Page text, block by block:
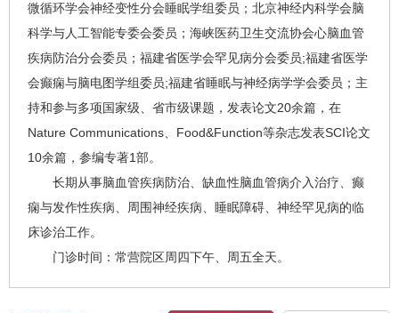
微循环学会神经变性分会睡眠学组委员；北京神经内科学会脑
科学与人工智能专委会委员；海峡医药卫生交流协会心脑血管
疾病防治分会委员；福建省医学会罕见病分会委员;福建省医学
会癫痫与脑电图学组委员;福建省睡眠与神经病学学会委员；主
持和参与多项国家级、省市级课题，发表论文20余篇，在
Nature Communications、Food&Function等杂志发表SCI论文
10余篇，参编专著1部。
长期从事脑血管疾病防治、缺血性脑血管病介入治疗、癫
痫与发作性疾病、周围神经疾病、睡眠障碍、神经罕见病的临
床诊治工作。
门诊时间：常营院区周四下午、周五全天。